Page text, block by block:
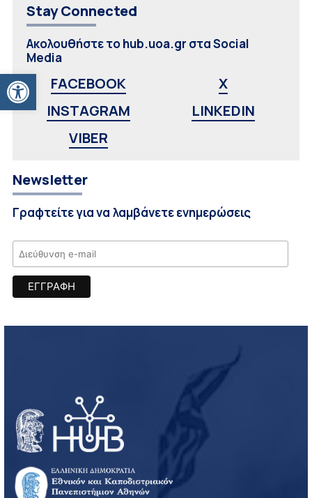
Ανοίξτε τη γραμμή εργαλείων
Stay Connected
Ακολουθήστε το hub.uoa.gr στα Social
Media
FACEBOOK
X
INSTAGRAM
LINKEDIN
VIBER
Newsletter
Γραφτείτε για να λαμβάνετε ενημερώσεις